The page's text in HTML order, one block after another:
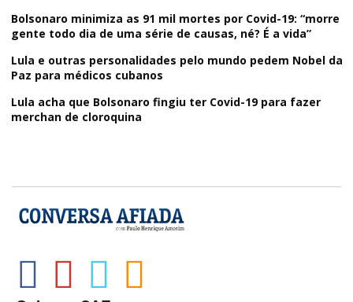
Bolsonaro minimiza as 91 mil mortes por Covid-19: “morre
gente todo dia de uma série de causas, né? É a vida”
Lula e outras personalidades pelo mundo pedem Nobel da
Paz para médicos cubanos
Lula acha que Bolsonaro fingiu ter Covid-19 para fazer
merchan de cloroquina